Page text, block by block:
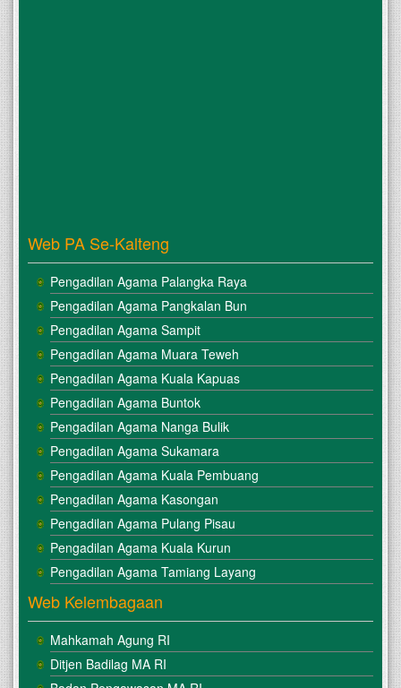
Web PA Se-Kalteng
Pengadilan Agama Palangka Raya
Pengadilan Agama Pangkalan Bun
Pengadilan Agama Sampit
Pengadilan Agama Muara Teweh
Pengadilan Agama Kuala Kapuas
Pengadilan Agama Buntok
Pengadilan Agama Nanga Bulik
Pengadilan Agama Sukamara
Pengadilan Agama Kuala Pembuang
Pengadilan Agama Kasongan
Pengadilan Agama Pulang Pisau
Pengadilan Agama Kuala Kurun
Pengadilan Agama Tamiang Layang
Web Kelembagaan
Mahkamah Agung RI
Ditjen Badilag MA RI